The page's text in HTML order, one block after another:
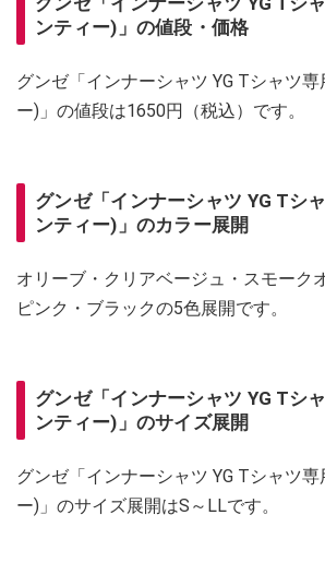
ンティー)」の値段・価格
グンゼ「インナーシャツ YG Tシャツ専
ー)」の値段は1650円（税込）です。
グンゼ「インナーシャツ YG Tシ
ンティー)」のカラー展開
オリーブ・クリアベージュ・スモーク
ピンク・ブラックの5色展開です。
グンゼ「インナーシャツ YG Tシ
ンティー)」のサイズ展開
グンゼ「インナーシャツ YG Tシャツ専
ー)」のサイズ展開はS～LLです。